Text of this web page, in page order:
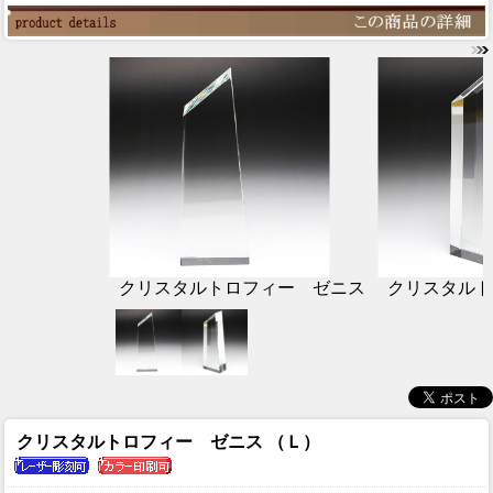
クリスタルトロフィー ゼニス クリスタル
クリスタルトロフィー ゼニス （Ｌ）